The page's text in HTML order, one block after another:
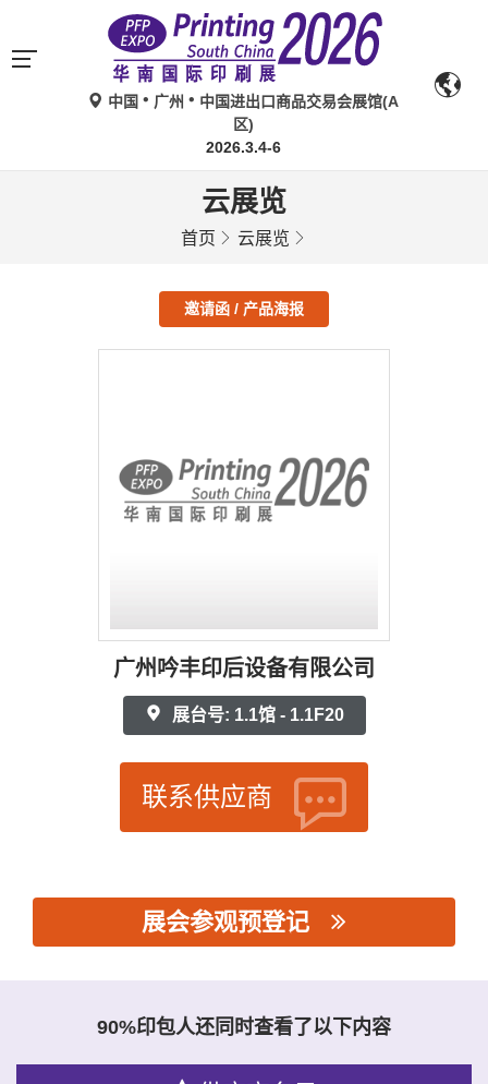
中国 广州
中国进出口商品交易会展馆(A
区)
2026.3.4-6
云展览
首页 云展览
邀请函 / 产品海报
广州吟丰印后设备有限公司
展台号: 1.1馆 - 1.1F20
联系供应商
展会参观预登记
90%印包人还同时查看了以下内容